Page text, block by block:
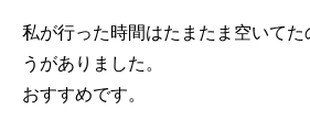
私が行った時間はたまたま空いて
うがありました。
おすすめです。